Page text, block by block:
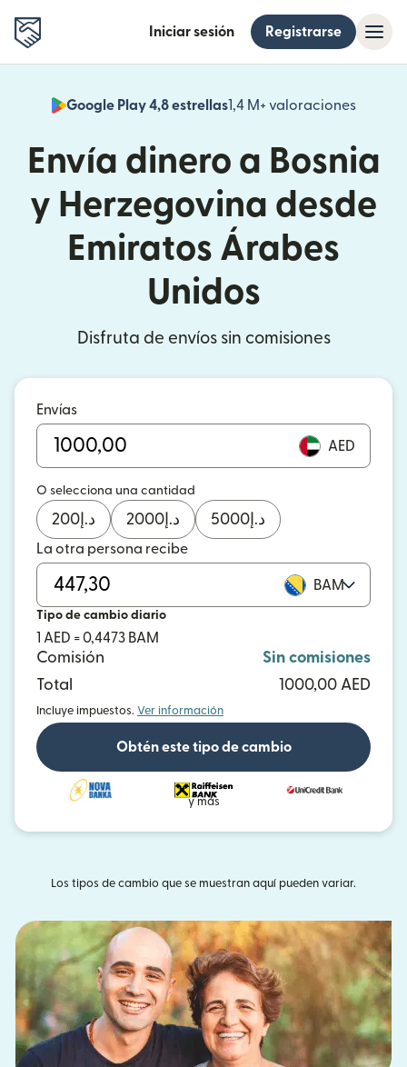
Iniciar sesión Registrarse
Google Play 4,8 estrellas1,4 M+ valoraciones
(se
Envía dinero a Bosnia
y Herzegovina desde
Emiratos Árabes
Unidos
Disfruta de envíos sin comisiones
Envías
AED
O selecciona una cantidad
د.إ 200 د.إ 2000 د.إ 5000
La otra persona recibe
BAM
Tipo de cambio diario
1 AED = 0,4473 BAM
Comisión
Sin comisiones
Total
1000,00 AED
Incluye impuestos. Ver información
Obtén este tipo de cambio
y más
Los tipos de cambio que se muestran aquí pueden variar.